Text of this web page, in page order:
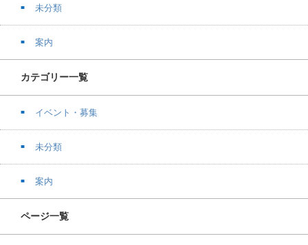
未分類
案内
カテゴリー一覧
イベント・募集
未分類
案内
ページ一覧